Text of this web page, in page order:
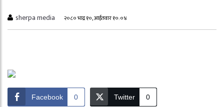
sherpa media २०८० भाद्र १०, आईतवार १०:०४
Facebook 0 Twitter 0